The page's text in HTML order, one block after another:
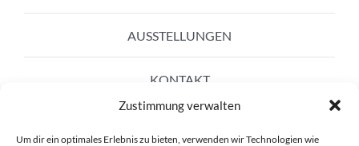
Zustimmung verwalten
Um dir ein optimales Erlebnis zu bieten, verwenden wir Technologien wie
AUSSTELLUNGEN
KONTAKT